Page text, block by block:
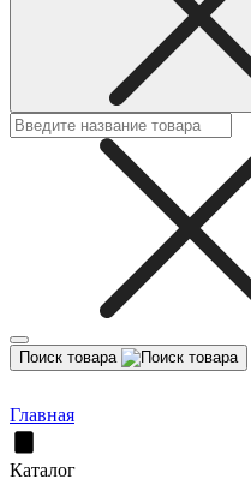
Поиск товара
Главная
Каталог